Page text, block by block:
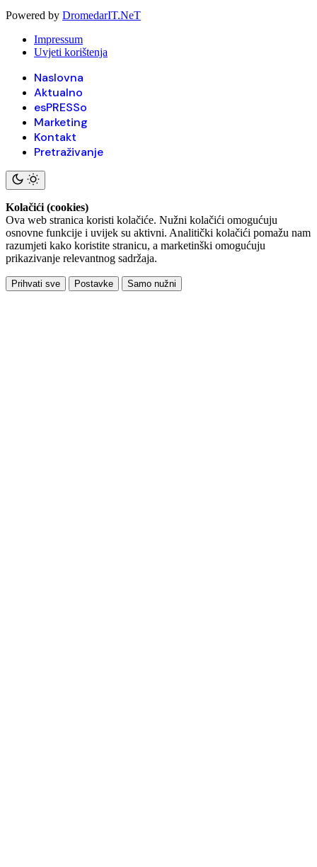
Powered by DromedarIT.NeT
Impressum
Uvjeti korištenja
Naslovna
Aktualno
esPRESSo
Marketing
Kontakt
Pretraživanje
Kolačići (cookies)
Ova web stranica koristi kolačiće. Nužni kolačići omogućuju
osnovne funkcije i uvijek su aktivni. Analitički kolačići pomažu nam
razumjeti kako koristite stranicu, a marketinški omogućuju
prikazivanje relevantnog sadržaja.
Prihvati sve Postavke Samo nužni